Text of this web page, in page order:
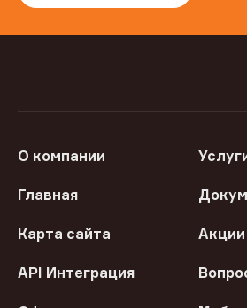
О компании
Главная
Карта сайта Акции
API Интеграция